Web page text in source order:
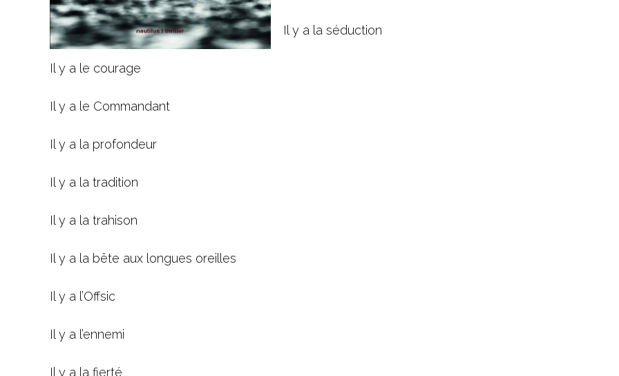
Il y a la séduction
Il y a le courage
Il y a le Commandant
Il y a la profondeur
Il y a la tradition
Il y a la trahison
Il y a la bête aux longues oreilles
Il y a l’Offsic
Il y a l’ennemi
Il y a la fierté